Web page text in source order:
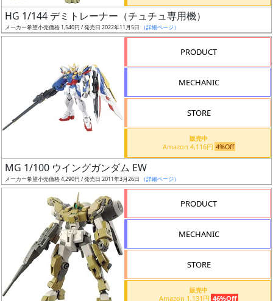
ク
ス
ア
ト
ー
タ
ー
（β）
HG 1/144 デミトレーナー（チュチュ専用機）
メーカー希望小売価格 1,540円 / 発売日 2022年11月5日 （詳細ページ）
PRODUCT
MECHANIC
STORE
販売中
Amazon 4,116円 4%Off
MG 1/100 ウイングガンダム EW
メーカー希望小売価格 4,290円 / 発売日 2011年3月26日 （詳細ページ）
PRODUCT
MECHANIC
STORE
販売中
Amazon 1,131円 46%Off